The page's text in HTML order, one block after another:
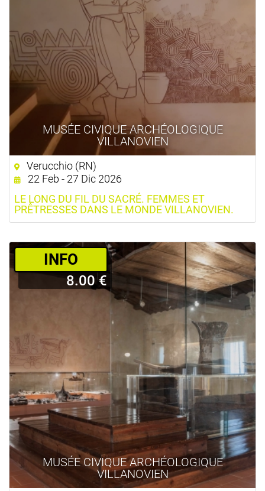
MUSÉE CIVIQUE ARCHÉOLOGIQUE
VILLANOVIEN
Verucchio (RN)
22 Feb - 27 Dic 2026
LE LONG DU FIL DU SACRÉ. FEMMES ET
PRÊTRESSES DANS LE MONDE VILLANOVIEN.
MUSÉE CIVIQUE ARCHÉOLOGIQUE
VILLANOVIEN
­INFO
8.00 €